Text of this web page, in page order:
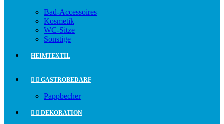
Bad-Accessoires
Kosmetik
WC-Sitze
Sonstige
HEIMTEXTIL
  GASTROBEDARF
Pappbecher
  DEKORATION